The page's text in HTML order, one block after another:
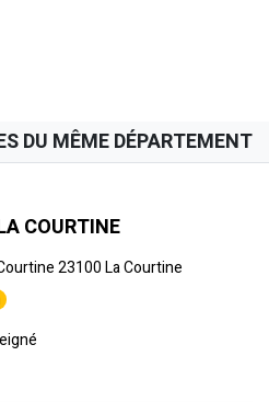
DU MÊME DÉPARTEMENT
COURTINE
23100 La Courtine